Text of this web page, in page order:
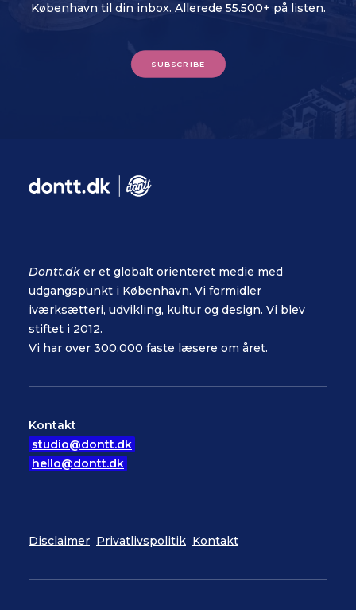
København til din inbox. Allerede 55.500+ på listen.
SUBSCRIBE
Dontt.dk er et globalt orienteret medie med
udgangspunkt i København. Vi formidler
iværksætteri, udvikling, kultur og design. Vi blev
stiftet i 2012.
Vi har over 300.000 faste læsere om året.
Kontakt
studio@dontt.dk
hello@dontt.dk
Disclaimer Privatlivspolitik Kontakt